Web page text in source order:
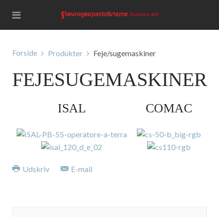
Forside Produkter Feje/sugemaskiner
FEJESUGEMASKINER
ISAL COMAC
Udskriv E-mail